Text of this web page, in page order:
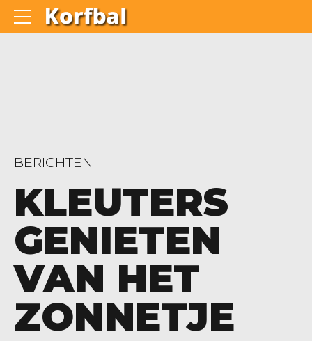
BERICHTEN
KLEUTERS
GENIETEN
VAN HET
ZONNETJE